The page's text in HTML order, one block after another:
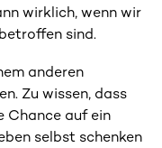
wirklich, wenn wir
sind.
anderen
Zu wissen, dass
Chance auf ein
selbst schenken